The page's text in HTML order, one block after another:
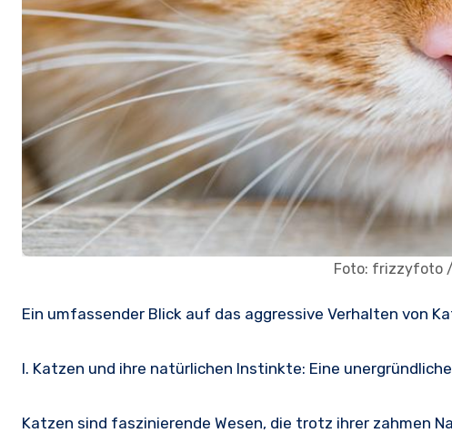
Foto: frizzyfoto
Ein umfassender Blick auf das aggressive Verhalten von
I. Katzen und ihre natürlichen Instinkte: Eine
Katzen sind faszinierende Wesen, die trotz ihrer zahmen